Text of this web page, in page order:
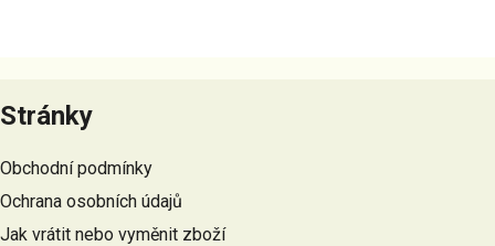
á
p
a
t
í
Stránky
Obchodní podmínky
Ochrana osobních údajů
Jak vrátit nebo vyměnit zboží